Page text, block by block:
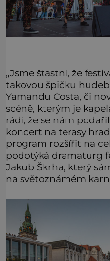
„Jsme šťastni, že
takovou špičku
Yamandu Costa, či
scéně, kterým je
rádi, že se nám
koncert na terasy
program rozšířit na
podotýká dramaturg
Jakub Škrha, který
na světoznámém